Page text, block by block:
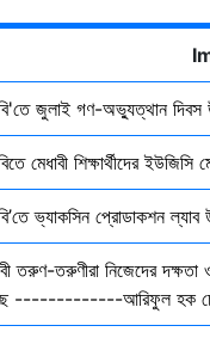
জুলাই গণ-অভ্যুত্থান দিবস
মেধাবী শিক্ষার্থীদের
ভ্যাকসিন প্রোডাকশন ল্যাব
তরুণ-তরুণীরা নিজেদের
-------------আরিফুল হক